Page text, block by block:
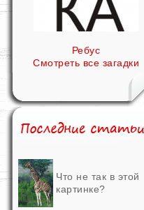
Ребус
Смотреть все загадки
Что не так в этой
картинке?